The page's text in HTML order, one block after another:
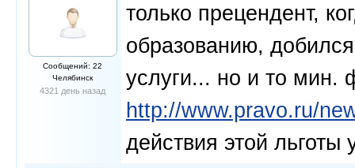
Сообщений: 22
Челябинск
4321 день назад
только прецендент,
образованию,
услуги... но и то мин.
http://www.pravo.ru/
действия этой льготы